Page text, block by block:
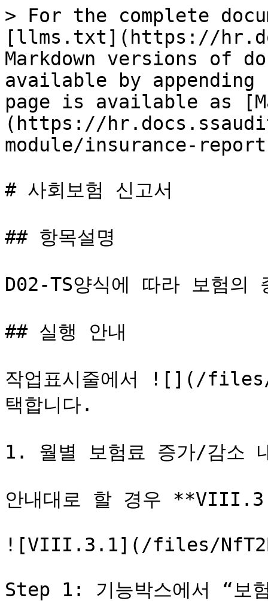
> For the complete
[llms.txt](https://
Markdown versions of
available by
page is available as
(https://
module/insurance-
# 사회보험 신고서
## 항목설명
D02-TS양식에 따라 보험의
## 실행 안내
작업표시줄에서 ![](/files/
택합니다.
1. 월별 보험료 증가/감소
안내대로 할 경우
![VIII.3.1](/files/
Step 1: 기능박스에서 “보